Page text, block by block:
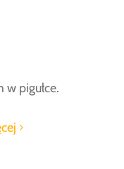
pigułce.